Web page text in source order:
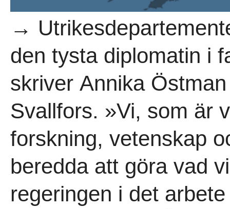
→
den tysta diplomatin i
skriver Annika
Svallfors. »Vi, som är
forskning, vetenskap
beredda att göra vad
regeringen i det